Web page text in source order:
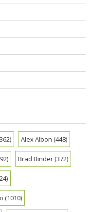
Alex Albon (448)
Brad Binder(372)
(1010)